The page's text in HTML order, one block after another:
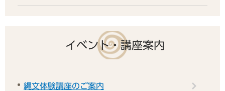
イベント・講座案内
縄文体験講座のご案内